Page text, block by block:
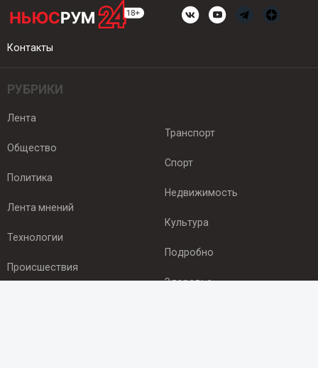
Контакты
РУБРИКИ
Лента
Общество
Политика
Лента мнений
Технологии
Происшествия
Транспорт
Спорт
Недвижимость
Культура
Подробно
Здоровье